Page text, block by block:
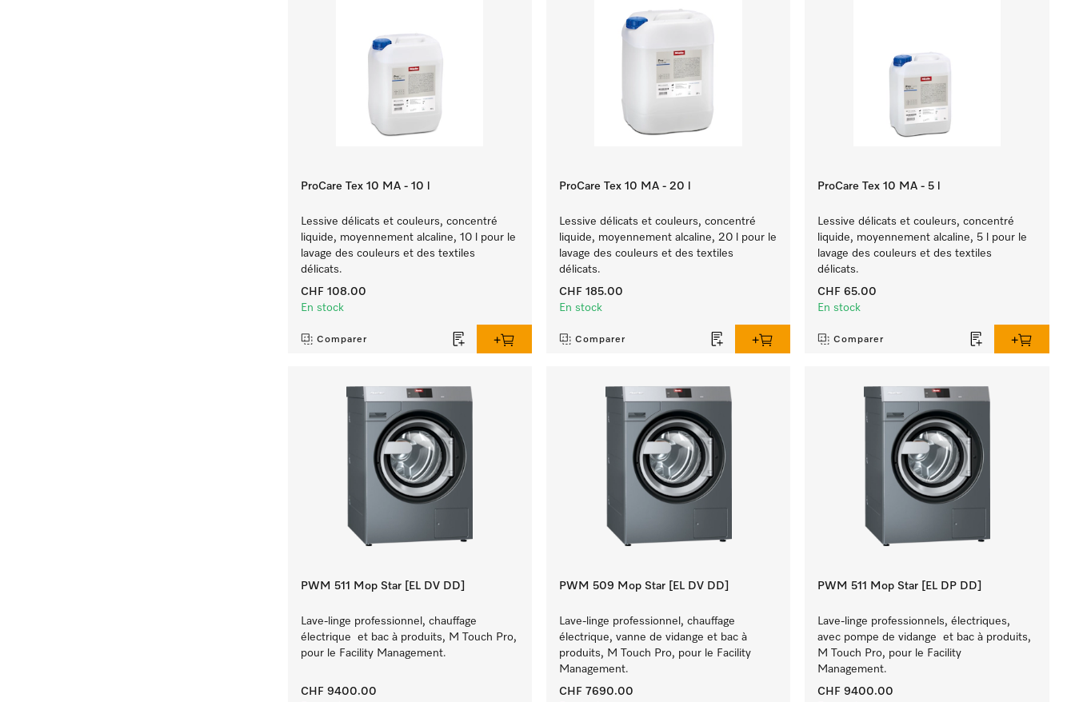
ProCare Tex 10 MA - 10 l
Lessive délicats et couleurs, concentré
liquide, moyennement alcaline, 10 l pour le
lavage des couleurs et des textiles
délicats.
CHF 108.00
En stock
Comparer
ProCare Tex 10 MA - 20 l
Lessive délicats et couleurs, concentré
liquide, moyennement alcaline, 20 l pour le
lavage des couleurs et des textiles
délicats.
CHF 185.00
En stock
Comparer
ProCare Tex 10 MA - 5 l
Lessive délicats et couleurs, concentré
liquide, moyennement alcaline, 5 l pour le
lavage des couleurs et des textiles
délicats.
CHF 65.00
En stock
Comparer
PWM 511 Mop Star [EL DV DD]
Lave-linge professionnel, chauffage
électrique et bac à produits, M Touch Pro,
pour le Facility Management.
CHF 9400.00
PWM 509 Mop Star [EL DV DD]
Lave-linge professionnel, chauffage
électrique, vanne de vidange et bac à
produits, M Touch Pro, pour le Facility
Management.
CHF 7690.00
PWM 511 Mop Star [EL DP DD]
Lave-linge professionnels, électriques,
avec pompe de vidange et bac à produits,
M Touch Pro, pour le Facility
Management.
CHF 9400.00